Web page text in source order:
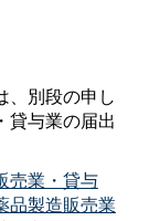
、別段の申し
貸与業の届出
売業・貸与
品製造販売業